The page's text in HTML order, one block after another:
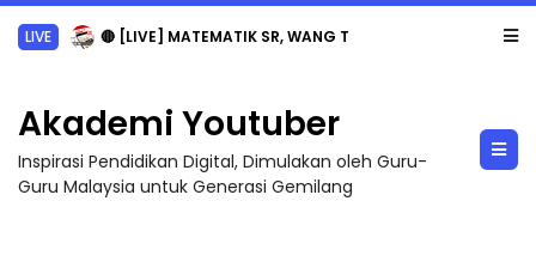
LIVE 🔴 [LIVE] MATEMATIK SR, WANG TAHUN 6 OLEH CIKGU ANITA #ALLINONE #141 #...
Akademi Youtuber
Inspirasi Pendidikan Digital, Dimulakan oleh Guru-
Guru Malaysia untuk Generasi Gemilang